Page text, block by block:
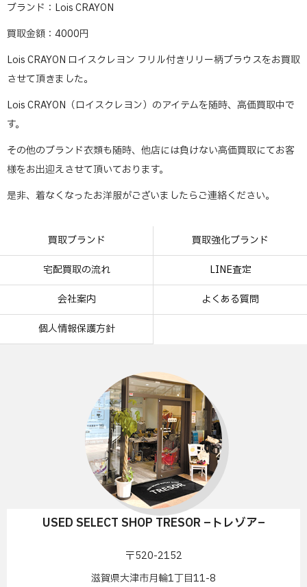
ブランド：Lois CRAYON
買取金額：4000円
Lois CRAYON ロイスクレヨン フリル付きリリー柄ブラウスをお買取
させて頂きました。
Lois CRAYON（ロイスクレヨン）のアイテムを随時、高価買取中で
す。
その他のブランド衣類も随時、他店には負けない高価買取にてお客
様をお出迎えさせて頂いております。
是非、着なくなったお洋服がございましたらご連絡ください。
買取ブランド 買取強化ブランド
宅配買取の流れ LINE査定
会社案内 よくある質問
個人情報保護方針
USED SELECT SHOP TRESOR –トレゾア–
〒520-2152
滋賀県大津市月輪1丁目11-8